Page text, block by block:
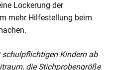
Lockerung der
mehr Hilfestellung beim
Kindern ab
die Stichprobengröße